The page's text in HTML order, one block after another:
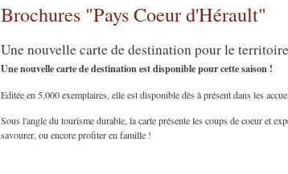
Brochures "Pays Coeur d'Hérault"
Une nouvelle carte de destination pour le territoire
Une nouvelle carte de destination est disponible pour cette saison !
Editée en 5.000 exemplaires, elle est disponible dès à présent dans les
Sous l'angle du tourisme durable, la carte présente les coups de coeur et
savourer, ou encore profiter en famille !